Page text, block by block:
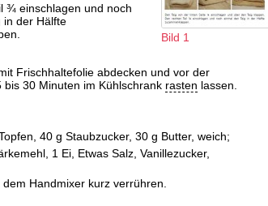
Bild 1
¾ einschlagen und noch
in der Hälfte
Frischhaltefolie abdecken und vor der
bis 30 Minuten im Kühlschrank rasten lassen.
40 g Staubzucker, 30 g Butter, weich;
1 Ei, Etwas Salz, Vanillezucker,
Handmixer kurz verrühren.